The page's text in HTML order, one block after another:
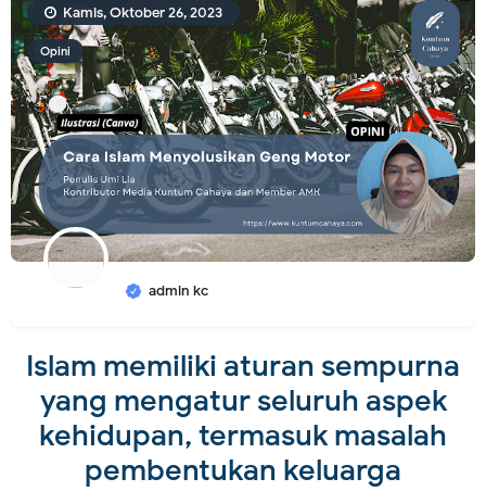
Opini
admin kc
Kamis, Oktober 26, 2023
Islam memiliki aturan sempurna
yang mengatur seluruh aspek
kehidupan, termasuk masalah
pembentukan keluarga